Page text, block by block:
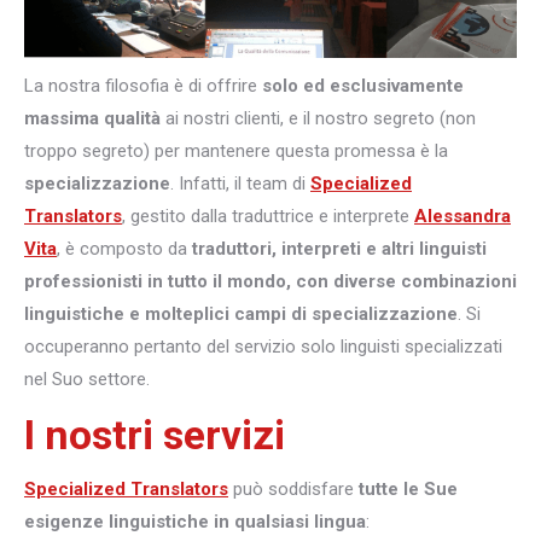
La nostra filosofia è di offrire solo ed esclusivamente
massima qualità ai nostri clienti, e il nostro segreto (non
troppo segreto) per mantenere questa promessa è la
specializzazione. Infatti, il team di Specialized
Translators, gestito dalla traduttrice e interprete Alessandra
Vita, è composto da traduttori, interpreti e altri linguisti
professionisti in tutto il mondo, con diverse combinazioni
linguistiche e molteplici campi di specializzazione. Si
occuperanno pertanto del servizio solo linguisti specializzati
nel Suo settore.
I nostri servizi
Specialized Translators può soddisfare tutte le Sue
esigenze linguistiche in qualsiasi lingua: